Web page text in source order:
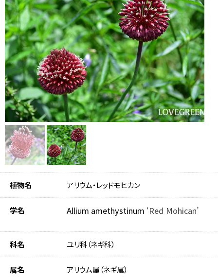
植物名 アリウム・レッドモヒカン
学名 Allium amethystinum ‘Red Mohican’
科名 ユリ科（ネギ科）
属名 アリウム属（ネギ属）